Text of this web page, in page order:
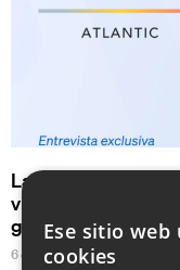
La nueva era del
visión de Hugo
global, las
6 de marzo de 2026
Ese sitio web
cookies